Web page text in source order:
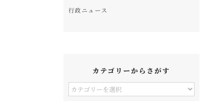
行政ニュース
カテゴリーからさがす
カ